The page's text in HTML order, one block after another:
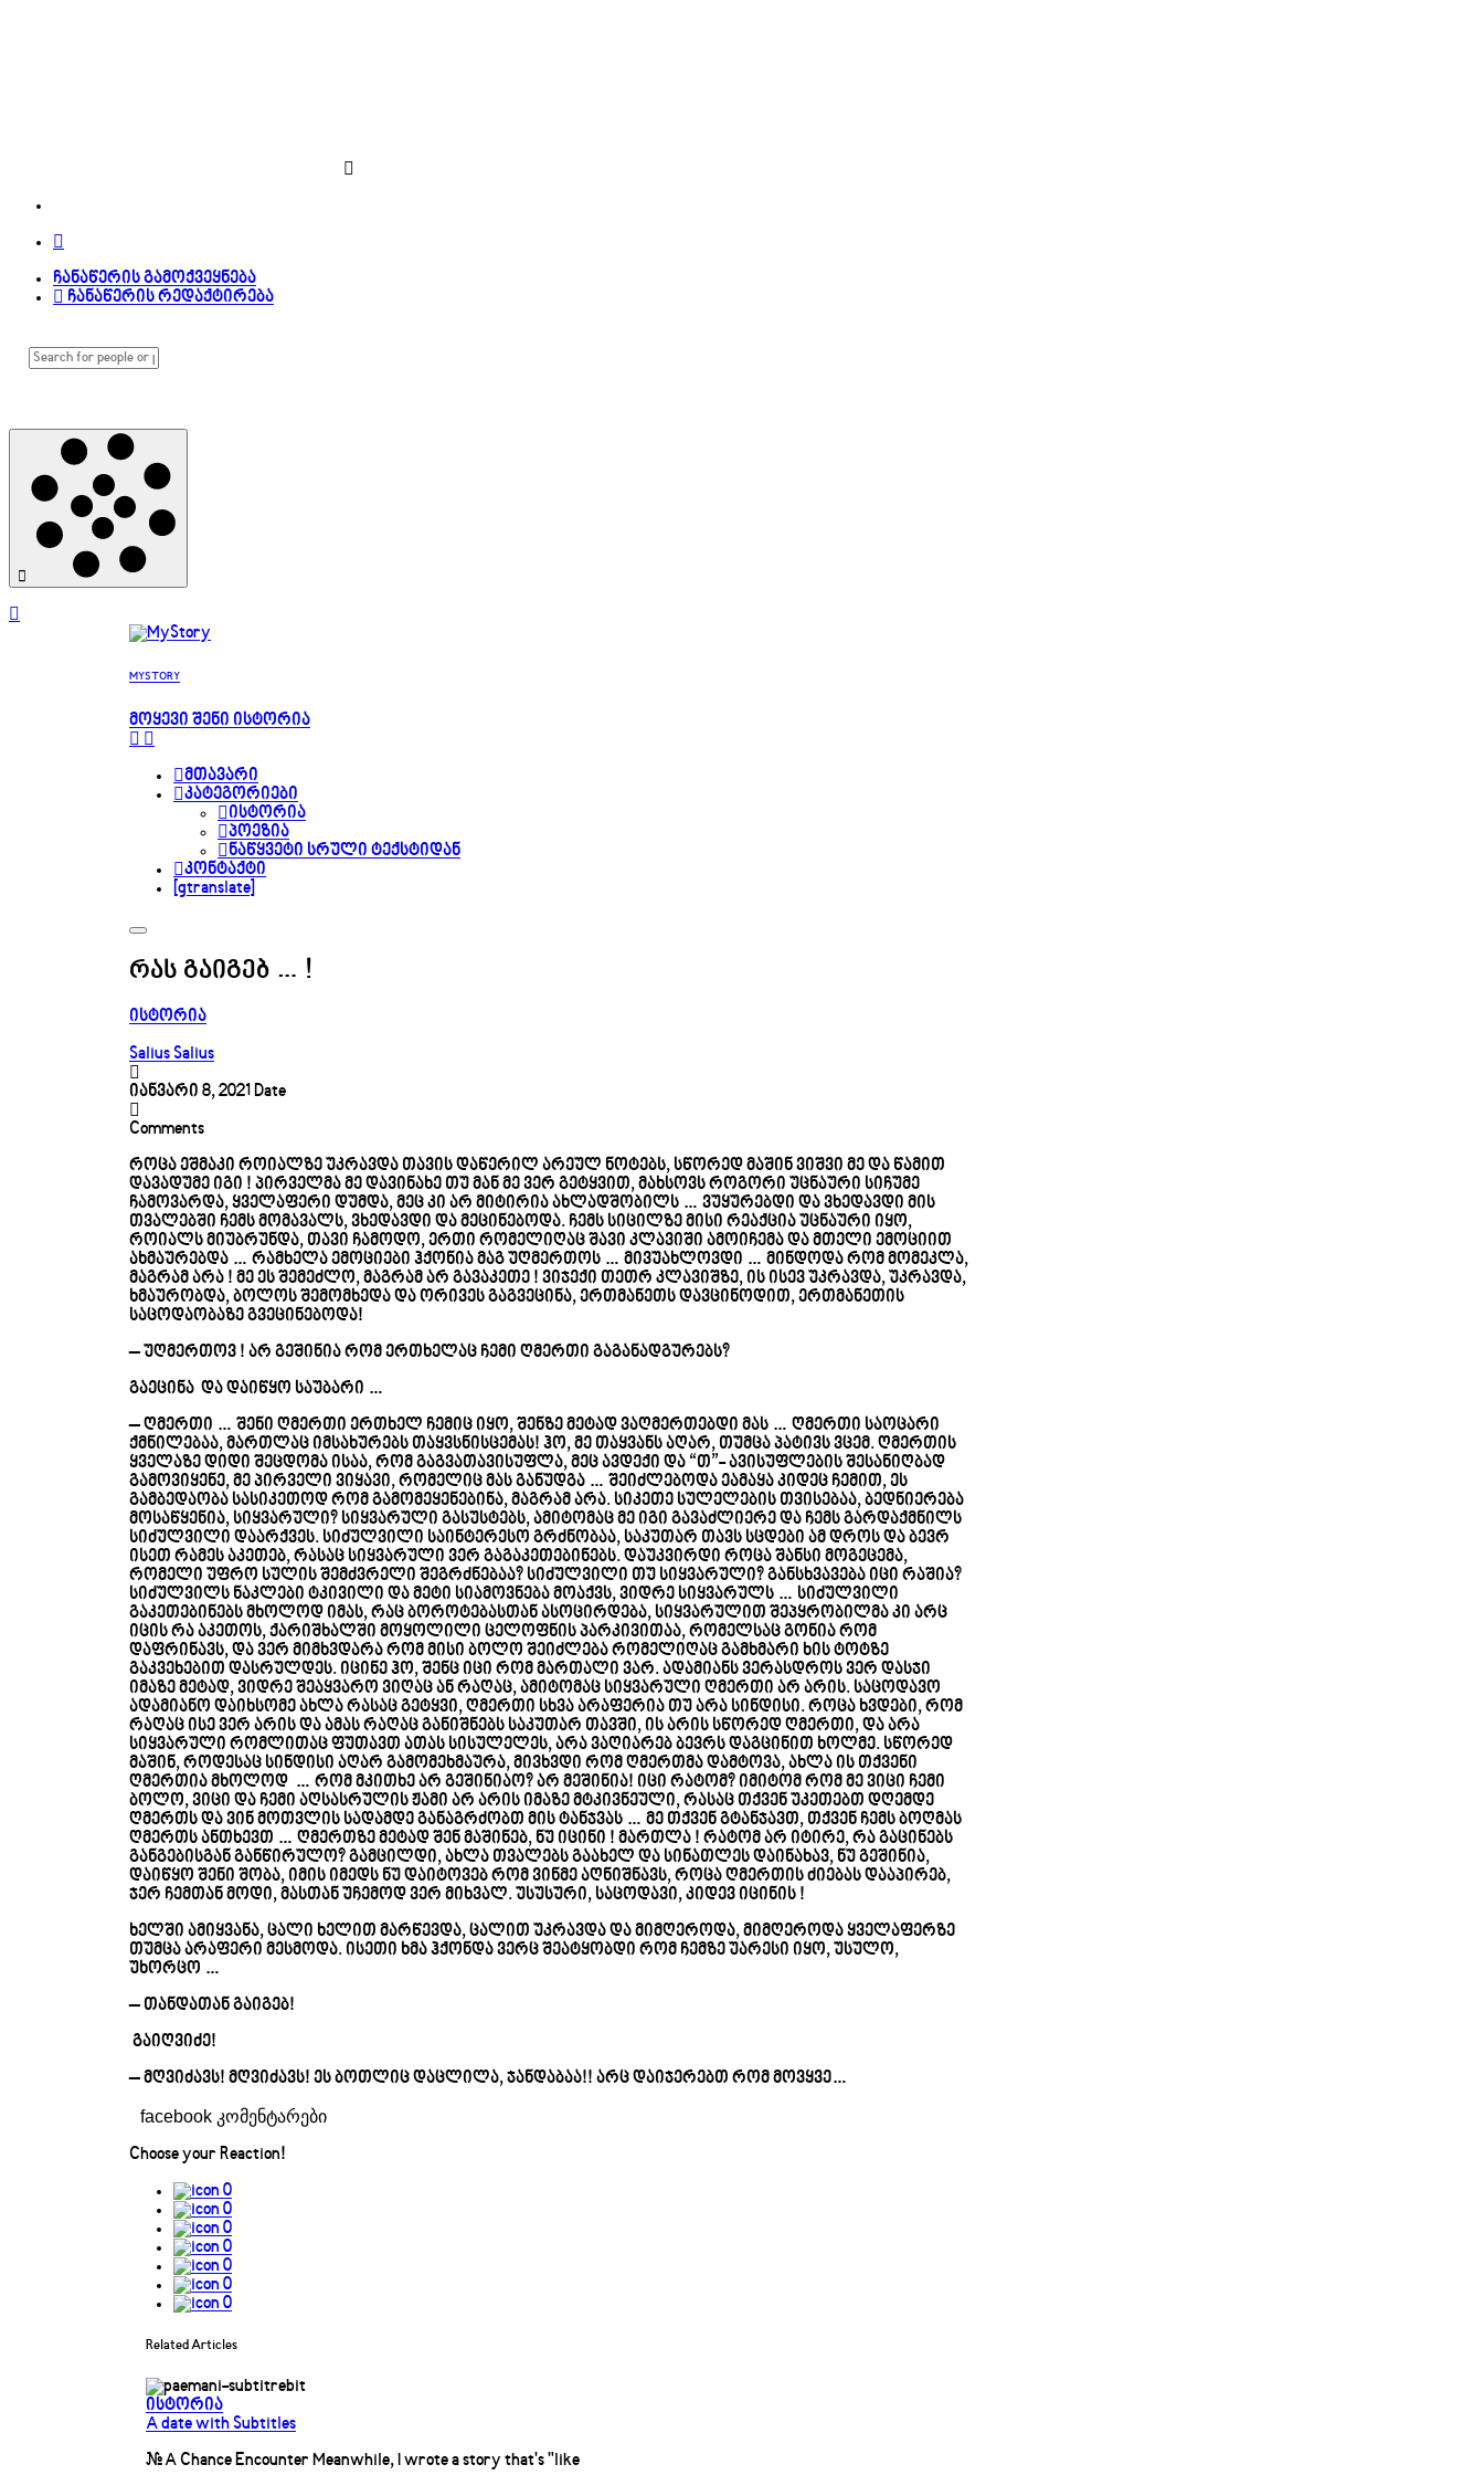
ჩანაწერის გამოქვეყნება
ჩანაწერის რედაქტირება
MYSTORY
ᲛᲝᲧᲔᲕᲘ ᲨᲔᲜᲘ ᲘᲡᲢᲝᲠᲘᲐ
მთავარი
კატეგორიები
ისტორია
პოეზია
ნაწყვეტი სრული ტექსტიდან
კონტაქტი
[gtranslate]
რას გაიგებ … !
ისტორია
Salius Salius
იანვარი 8, 2021Date
Comments
როცა ეშმაკი როიალზე უკრავდა თავის დაწერილ არეულ ნოტებს, სწორედ მაშინ ვიშვი მე და წამით
დავადუმე იგი ! პირველმა მე დავინახე თუ მან მე ვერ გეტყვით, მახსოვს როგორი უცნაური სიჩუმე
ჩამოვარდა, ყველაფერი დუმდა, მეც კი არ მიტირია ახლადშობილს … ვუყურებდი და ვხედავდი მის
თვალებში ჩემს მომავალს, ვხედავდი და მეცინებოდა. ჩემს სიცილზე მისი რეაქცია უცნაური იყო,
როიალს მიუბრუნდა, თავი ჩამოდო, ერთი რომელიღაც შავი კლავიში ამოიჩემა და მთელი ემოციით
ახმაურებდა … რამხელა ემოციები ჰქონია მაგ უღმერთოს … მივუახლოვდი … მინდოდა რომ მომეკლა,
მაგრამ არა ! მე ეს შემეძლო, მაგრამ არ გავაკეთე ! ვიჯექი თეთრ კლავიშზე, ის ისევ უკრავდა, უკრავდა,
ხმაურობდა, ბოლოს შემომხედა და ორივეს გაგვეცინა, ერთმანეთს დავცინოდით, ერთმანეთის
საცოდაობაზე გვეცინებოდა!
– უღმერთოვ ! არ გეშინია რომ ერთხელაც ჩემი ღმერთი გაგანადგურებს?
გაეცინა და დაიწყო საუბარი …
– ღმერთი … შენი ღმერთი ერთხელ ჩემიც იყო, შენზე მეტად ვაღმერთებდი მას … ღმერთი საოცარი
ქმნილებაა, მართლაც იმსახურებს თაყვსნისცემას! ჰო, მე თაყვანს აღარ, თუმცა პატივს ვცემ. ღმერთის
ყველაზე დიდი შეცდომა ისაა, რომ გაგვათავისუფლა, მეც ავდექი და “თ”- ავისუფლების შესანიღბად
გამოვიყენე, მე პირველი ვიყავი, რომელიც მას განუდგა … შეიძლებოდა ეამაყა კიდეც ჩემით, ეს
გამბედაობა სასიკეთოდ რომ გამომეყენებინა, მაგრამ არა. სიკეთე სულელების თვისებაა, ბედნიერება
მოსაწყენია, სიყვარული? სიყვარული გასუსტებს, ამიტომაც მე იგი გავაძლიერე და ჩემს გარდაქმნილს
სიძულვილი დაარქვეს. სიძულვილი საინტერესო გრძნობაა, საკუთარ თავს სცდები ამ დროს და ბევრ
ისეთ რამეს აკეთებ, რასაც სიყვარული ვერ გაგაკეთებინებს. დაუკვირდი როცა შანსი მოგეცემა,
რომელი უფრო სულის შემძვრელი შეგრძნებაა? სიძულვილი თუ სიყვარული? განსხვავება იცი რაშია?
სიძულვილს ნაკლები ტკივილი და მეტი სიამოვნება მოაქვს, ვიდრე სიყვარულს … სიძულვილი
გაკეთებინებს მხოლოდ იმას, რაც ბოროტებასთან ასოცირდება, სიყვარულით შეპყრობილმა კი არც
იცის რა აკეთოს, ქარიშხალში მოყოლილი ცელოფნის პარკივითაა, რომელსაც გონია რომ
დაფრინავს, და ვერ მიმხვდარა რომ მისი ბოლო შეიძლება რომელიღაც გამხმარი ხის ტოტზე
გაკვეხებით დასრულდეს. იცინე ჰო, შენც იცი რომ მართალი ვარ. ადამიანს ვერასდროს ვერ დასჯი
იმაზე მეტად, ვიდრე შეაყვარო ვიღაც ან რაღაც, ამიტომაც სიყვარული ღმერთი არ არის. საცოდავო
ადამიანო დაიხსომე ახლა რასაც გეტყვი, ღმერთი სხვა არაფერია თუ არა სინდისი. როცა ხვდები, რომ
რაღაც ისე ვერ არის და ამას რაღაც განიშნებს საკუთარ თავში, ის არის სწორედ ღმერთი, და არა
სიყვარული რომლითაც ფუთავთ ათას სისულელეს, არა ვაღიარებ ბევრს დაგცინით ხოლმე. სწორედ
მაშინ, როდესაც სინდისი აღარ გამომეხმაურა, მივხვდი რომ ღმერთმა დამტოვა, ახლა ის თქვენი
ღმერთია მხოლოდ … რომ მკითხე არ გეშინიაო? არ მეშინია! იცი რატომ? იმიტომ რომ მე ვიცი ჩემი
ბოლო, ვიცი და ჩემი აღსასრულის ჟამი არ არის იმაზე მტკივნეული, რასაც თქვენ უკეთებთ დღემდე
ღმერთს და ვინ მოთვლის სადამდე განაგრძობთ მის ტანჯვას … მე თქვენ გტანჯავთ, თქვენ ჩემს ბოღმას
ღმერთს ანთხევთ … ღმერთზე მეტად შენ მაშინებ, ნუ იცინი ! მართლა ! რატომ არ იტირე, რა გაცინებს
განგებისგან განწირულო? გამცილდი, ახლა თვალებს გაახელ და სინათლეს დაინახავ, ნუ გეშინია,
დაიწყო შენი შობა, იმის იმედს ნუ დაიტოვებ რომ ვინმე აღნიშნავს, როცა ღმერთის ძიებას დააპირებ,
ჯერ ჩემთან მოდი, მასთან უჩემოდ ვერ მიხვალ. უსუსური, საცოდავი, კიდევ იცინის !
ხელში ამიყვანა, ცალი ხელით მარწევდა, ცალით უკრავდა და მიმღეროდა, მიმღეროდა ყველაფერზე
თუმცა არაფერი მესმოდა. ისეთი ხმა ჰქონდა ვერც შეატყობდი რომ ჩემზე უარესი იყო, უსულო,
უხორცო …
– თანდათან გაიგებ!
გაიღვიძე!
– მღვიძავს! მღვიძავს! ეს ბოთლიც დაცლილა, ჯანდაბაა!! არც დაიჯერებთ რომ მოვყვე…
facebook კომენტარები
Choose yourReaction!
0
0
0
0
0
0
0
Related Articles
ისტორია
A date with Subtitles
# A Chance Encounter Meanwhile, I wrote a story that's "like